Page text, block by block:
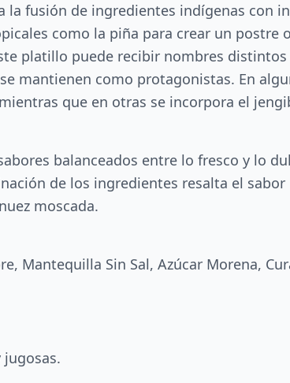
fusión de ingredientes indígenas con
como la piña para crear un postre
platillo puede recibir nombres
mantienen como protagonistas. En
que en otras se incorpora el
balanceados entre lo fresco y lo
de los ingredientes resalta el
moscada.
Mantequilla Sin Sal, Azúcar Morena,
jugosas.